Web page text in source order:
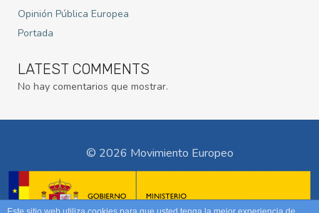
Opinión Pública Europea
Portada
LATEST COMMENTS
No hay comentarios que mostrar.
© 2026 Movimiento Europeo